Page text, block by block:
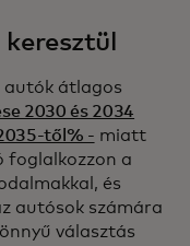
autók átlagos
2030 és 2034
től% - miatt
foglalkozzon a
és
autósok számára
választás